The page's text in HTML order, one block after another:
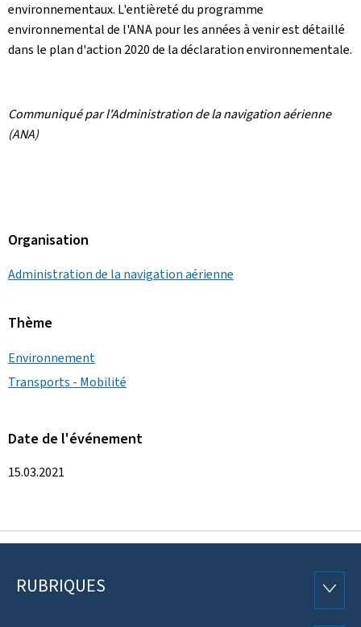
environnementaux. L'entièreté du programme
environnemental de l'ANA pour les années à venir est détaillé
dans le plan d'action 2020 de la déclaration environnementale.
Communiqué par l'Administration de la navigation aérienne
(ANA)
Organisation
Administration de la navigation aérienne
Thème
Environnement
Transports - Mobilité
Date de l'événement
15.03.2021
Pied
RUBRIQUES